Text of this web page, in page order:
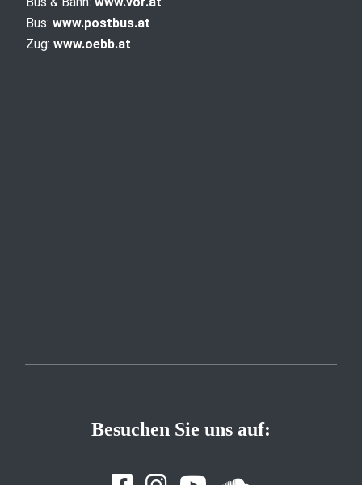
Bus: www.postbus.at
Zug: www.oebb.at
Besuchen Sie uns auf: